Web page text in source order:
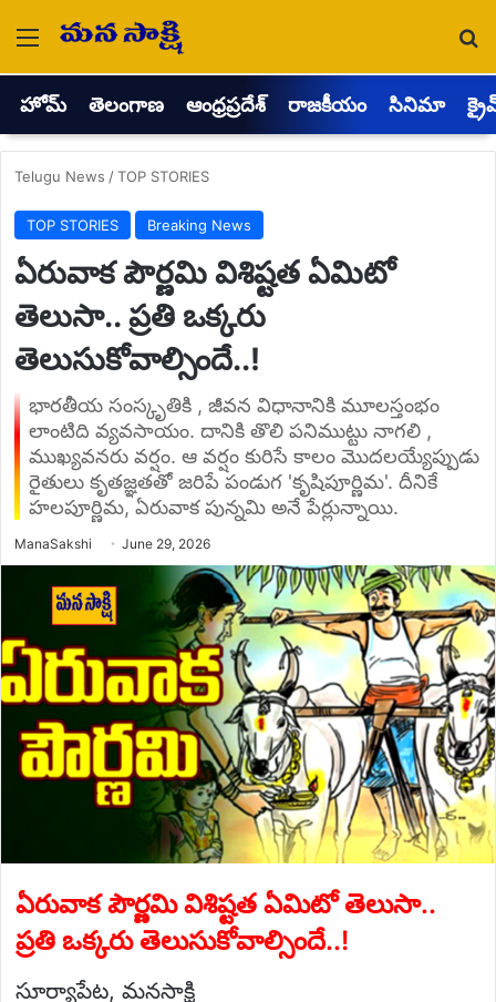
Menu
హోమ్ తెలంగాణ ఆంధ్రప్రదేశ్ రాజకీయం సినిమా
Telugu News /TOP STORIES
TOP STORIES Breaking News
ఏరువాక పౌర్ణమి విశిష్టత ఏమిటో
తెలుసా.. ప్రతి ఒక్కరు
తెలుసుకోవాల్సిందే..!
భారతీయ సంస్కృతికి , జీవన విధానానికి మూలస్తంభం
లాంటిది వ్యవసాయం. దానికి తొలి పనిముట్టు నాగలి ,
ముఖ్యవనరు వర్షం. ఆ వర్షం కురిసే కాలం మొదలయ్యేప్పుడు
రైతులు కృతజ్ఞతతో జరిపే పండుగ 'కృషిపూర్ణిమ'. దీనికే
హలపూర్ణిమ, ఏరువాక పున్నమి అనే పేర్లున్నాయి.
ManaSakshi Send June 29, 2026
ఏరువాక పౌర్ణమి విశిష్టత ఏమిటో తెలుసా..
ప్రతి ఒక్కరు తెలుసుకోవాల్సిందే..!
సూర్యాపేట, మనసాక్షి